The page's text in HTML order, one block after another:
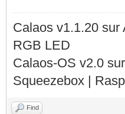
auto
iface
address
Calaos v1.1.20
RGB LED
Calaos-OS v2.0
Squeezebox |
Find